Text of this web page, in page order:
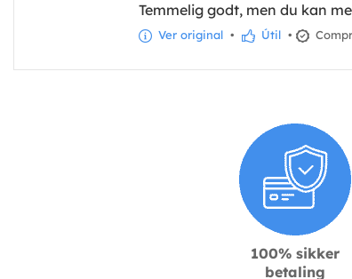
Temmelig godt, men du kan
Ver original • Útil •
100% sikker
betaling